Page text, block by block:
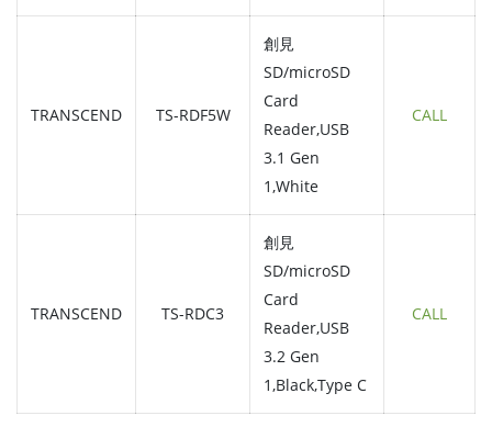
TRANSCEND TS-RDF5W
創見
SD/microSD
Card
Reader,USB
3.1 Gen
1,White
CALL
TRANSCEND TS-RDC3
創見
SD/microSD
Card
Reader,USB
3.2 Gen
1,Black,Type C
CALL